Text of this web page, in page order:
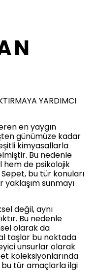
YARDIMCI
en yaygın
günümüze kadar
kimyasallarla
Bu nedenle
hem de psikolojik
bu tür konuları
sunmayı
değil, aynı
Bu nedenle
olarak da
taşlar bu noktada
unsurlar olarak
koleksiyonlarında
tür amaçlarla ilgi